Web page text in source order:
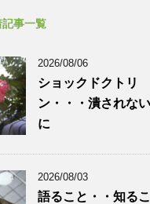
事一覧
2026/08/06
ショックドクトリ
ン・・・潰されな
に
2026/08/03
語ること・・知るこ